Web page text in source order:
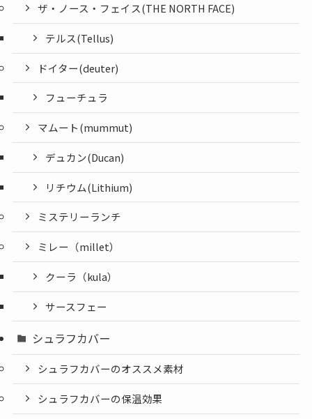
ザ・ノース・フェイス(THE NORTH FACE)
テルス(Tellus)
ドイター(deuter)
フューチュラ
マムート(mummut)
デュカン(Ducan)
リチウム(Lithium)
ミステリーランチ
ミレー（millet）
クーラ（kula）
サースフェー
シュラフカバー
シュラフカバーのオススメ素材
シュラフカバーの保温効果